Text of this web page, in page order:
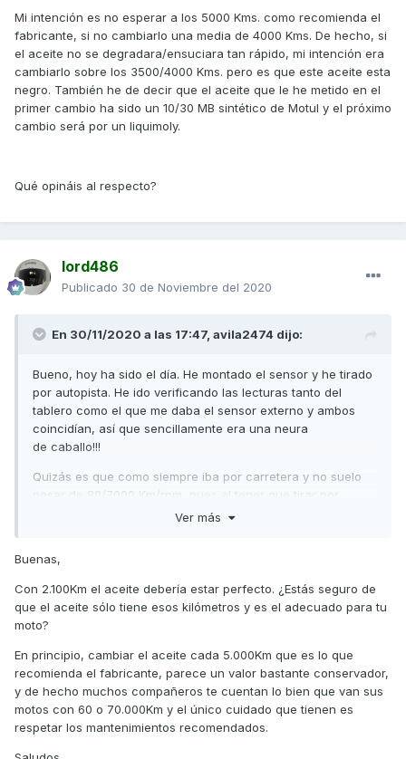
Mi intención es no esperar a los 5000 Kms. como recomienda el
fabricante, si no cambiarlo una media de 4000 Kms. De hecho, si
el aceite no se degradara/ensuciara tan rápido, mi intención era
cambiarlo sobre los 3500/4000 Kms. pero es que este aceite esta
negro. También he de decir que el aceite que le he metido en el
primer cambio ha sido un 10/30 MB sintético de Motul y el próximo
cambio será por un liquimoly.
Qué opináis al respecto?
lord486
Publicado 30 de Noviembre del 2020
En 30/11/2020 a las 17:47, avila2474 dijo:
Bueno, hoy ha sido el día. He montado el sensor y he tirado
por autopista. He ido verificando las lecturas tanto del
tablero como el que me daba el sensor externo y ambos
coincidían, así que sencillamente era una neura
de caballo!!!
Quizás es que como siempre iba por carretera y no suelo
pasar de 80/7000 Km/rpm, pues al tener que tirar por
autovía y apretarle la oreja me emparanollé y pensaba que
que le he metido al motor hasta los 100 Kms. madre mía que
cambio ha pegado la moto!!!, se le nota mucho más
resuelta, es como si se le hubiera quitado un tapón del
escape porque ahora incluso desarrolla más a menos rpm
´s.
Cierto es, que viene bien hacer que un vehículo estire las
piernas en una autovía de vez en cuando, y en mi caso lo
he comprobado.
Ver más
Buenas,
Con 2.100Km el aceite debería estar perfecto. ¿Estás seguro de
que el aceite sólo tiene esos kilómetros y es el adecuado para tu
moto?
En principio, cambiar el aceite cada 5.000Km que es lo que
recomienda el fabricante, parece un valor bastante conservador,
y de hecho muchos compañeros te cuentan lo bien que van sus
motos con 60 o 70.000Km y el único cuidado que tienen es
respetar los mantenimientos recomendados.